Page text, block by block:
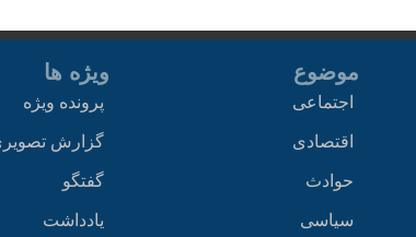
موضوع
اجتماعی
اقتصادی
حوادث
سیاسی
ویژه ها
پرونده ویژه
گزارش
گفتگو
یادداشت